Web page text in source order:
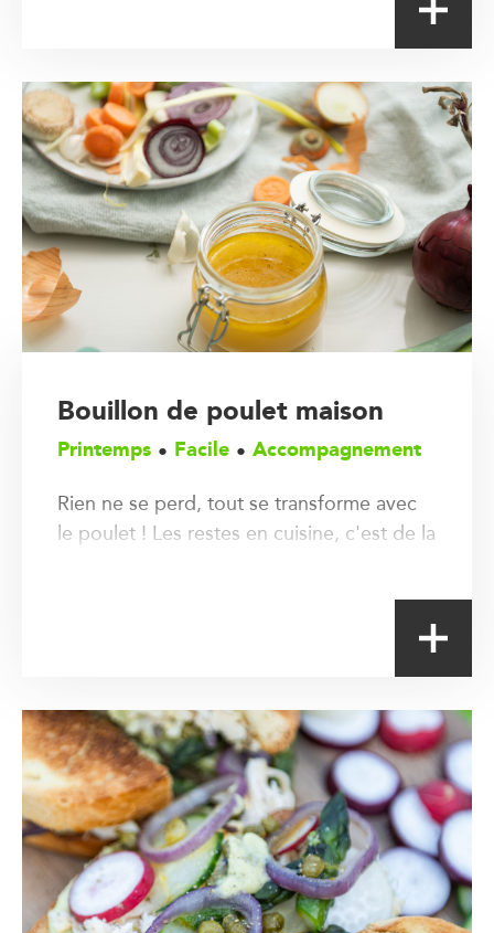
Bouillon de poulet maison
Printemps Facile Accompagnement
Rien ne se perd, tout se transforme avec
le poulet ! Les restes en cuisine, c'est de la